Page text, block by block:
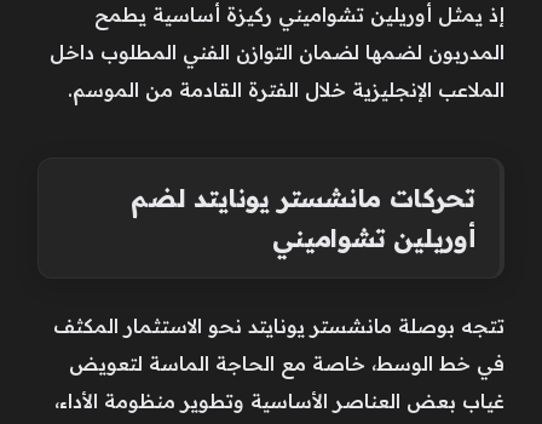
إذ يمثل أوريلين تشواميني ركيزة أساسية يطمح
المدربون لضمها لضمان التوازن الفني المطلوب داخل
الملاعب الإنجليزية خلال الفترة القادمة من الموسم.
تحركات مانشستر يونايتد لضم
أوريلين تشواميني
تتجه بوصلة مانشستر يونايتد نحو الاستثمار المكثف
في خط الوسط، خاصة مع الحاجة الماسة لتعويض
غياب بعض العناصر الأساسية وتطوير منظومة الأداء،